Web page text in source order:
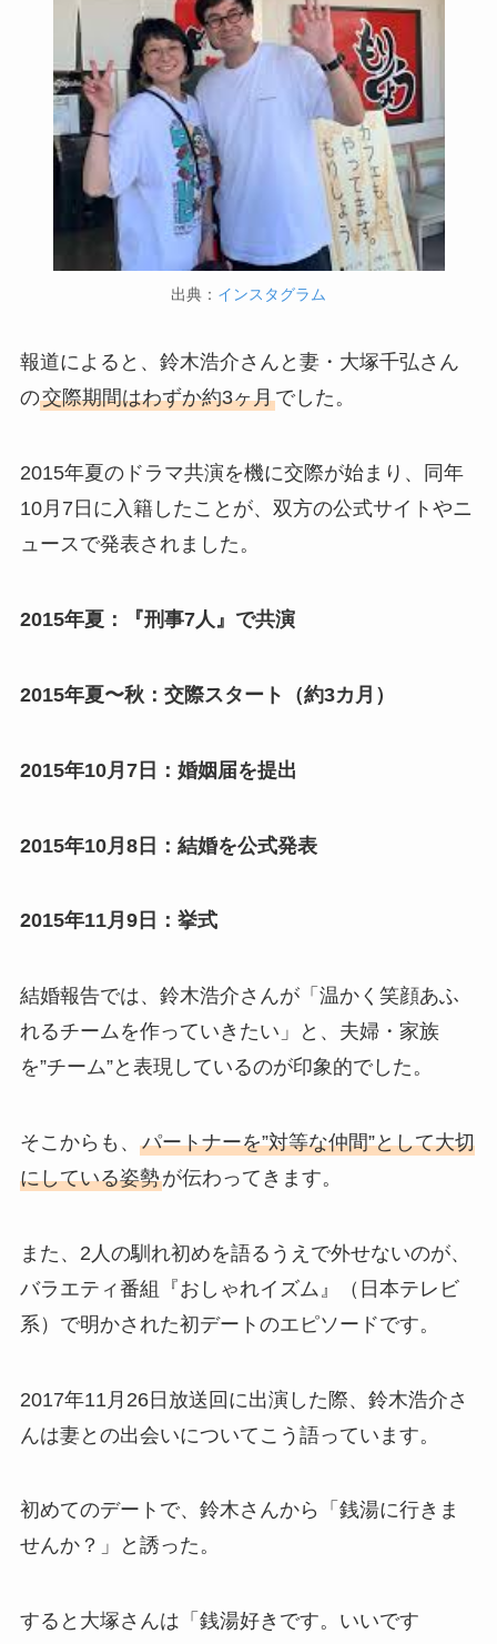
出典： インスタグラム
報道によると、鈴木浩介さんと妻・大塚千弘さん
の交際期間はわずか約3ヶ月でした。
2015年夏のドラマ共演を機に交際が始まり、同年
10月7日に入籍したことが、双方の公式サイトやニ
ュースで発表されました。
2015年夏：『刑事7人』で共演
2015年夏〜秋：交際スタート（約3カ月）
2015年10月7日：婚姻届を提出
2015年10月8日：結婚を公式発表
2015年11月9日：挙式
結婚報告では、鈴木浩介さんが「温かく笑顔あふ
れるチームを作っていきたい」と、夫婦・家族
を”チーム”と表現しているのが印象的でした。
そこからも、 パートナーを”対等な仲間”として大切
にしている姿勢が伝わってきます。
また、2人の馴れ初めを語るうえで外せないのが、
バラエティ番組『おしゃれイズム』（日本テレビ
系）で明かされた初デートのエピソードです。
2017年11月26日放送回に出演した際、鈴木浩介さ
んは妻との出会いについてこう語っています。
初めてのデートで、鈴木さんから「銭湯に行きま
せんか？」と誘った。
すると大塚さんは「銭湯好きです。いいです